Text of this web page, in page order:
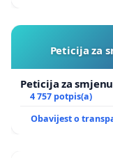
Peticija za
Peticija za
4 757 potpis(a)
Obavijest o